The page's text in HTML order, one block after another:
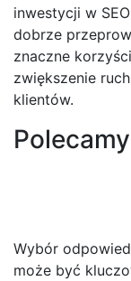
inwestycji w
dobrze
znaczne
zwiększenie
klientów.
Polecamy
Wybór
może być